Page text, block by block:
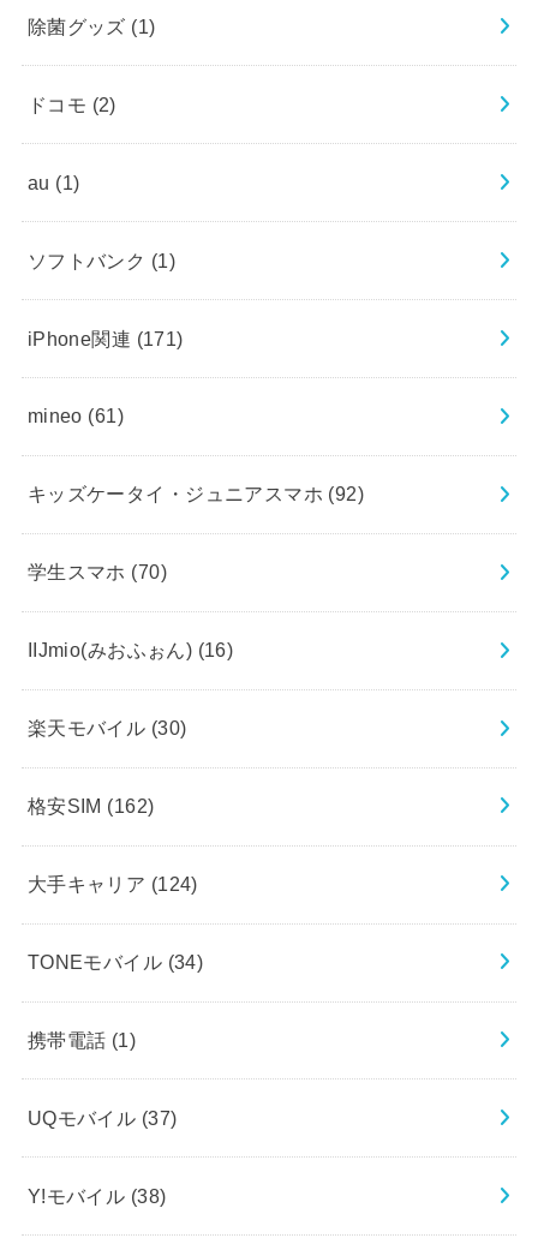
除菌グッズ (1)
ドコモ (2)
au (1)
ソフトバンク (1)
iPhone関連 (171)
mineo (61)
キッズケータイ・ジュニアスマホ (92)
学生スマホ (70)
IIJmio(みおふぉん) (16)
楽天モバイル (30)
格安SIM (162)
大手キャリア (124)
TONEモバイル (34)
携帯電話 (1)
UQモバイル (37)
Y!モバイル (38)